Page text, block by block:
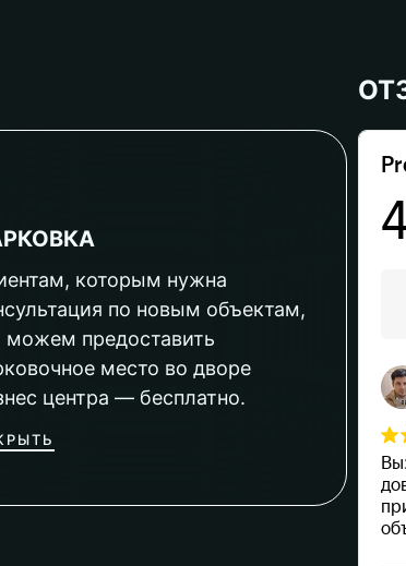
которым нужна
по новым объектам,
предоставить
место во дворе
центра — бесплатно.